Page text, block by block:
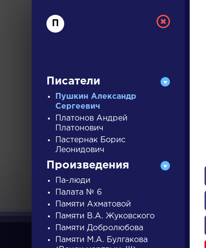
ДЛЯ
А Б З
П
Писатели
Пушкин Александр
Сергеевич
Платонов Андрей
Платонович
Пастернак Борис
Леонидович
Произведения
Па-люди
Палата № 6
Памяти Ахматовой
Памяти В.А. Жуковского
Памяти Добролюбова
Памяти М.А. Булгакова